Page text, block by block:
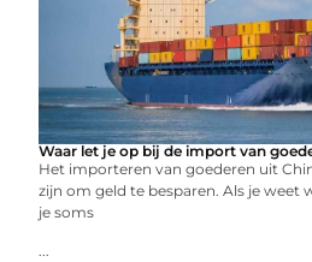
Waar let je op bij de import van
Het importeren van goederen uit
zijn om geld te besparen. Als je weet
je soms
...